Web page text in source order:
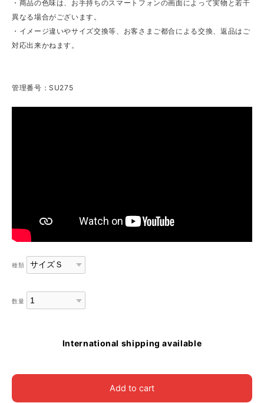
・商品の色味は、お手持ちのスマートフォンの画面によって実物と若干
異なる場合がございます。
・イメージ違いやサイズ交換等、お客さまご都合による交換、返品はご
対応出来かねます。
管理番号：SU275
種類
数量
International shipping available
Add to cart